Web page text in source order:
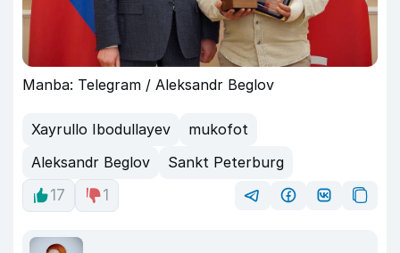
Manba: Telegram / Aleksandr Beglov
Xayrullo Ibodullayev
mukofot
Aleksandr Beglov
Sankt Peterburg
17
1